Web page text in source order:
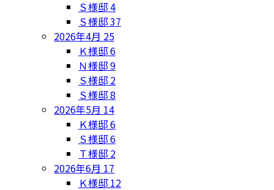
Ｓ様邸4
Ｓ様邸37
2026年4月 25
Ｋ様邸6
Ｎ様邸9
Ｓ様邸 2
Ｓ様邸8
2026年5月 14
Ｋ様邸6
Ｓ様邸6
Ｔ様邸 2
2026年6月 17
Ｋ様邸 12